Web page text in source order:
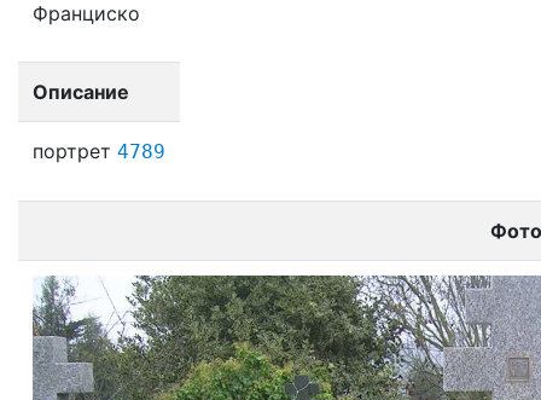
Франциско
Описание
портрет 4789
Фото